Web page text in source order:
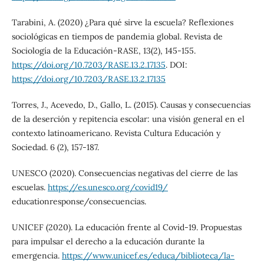
Tarabini, A. (2020) ¿Para qué sirve la escuela? Reflexiones
sociológicas en tiempos de pandemia global. Revista de
Sociología de la Educación-RASE, 13(2), 145-155.
https://doi.org/10.7203/RASE.13.2.17135. DOI:
https://doi.org/10.7203/RASE.13.2.17135
Torres, J., Acevedo, D., Gallo, L. (2015). Causas y consecuencias
de la deserción y repitencia escolar: una visión general en el
contexto latinoamericano. Revista Cultura Educación y
Sociedad. 6 (2), 157-187.
UNESCO (2020). Consecuencias negativas del cierre de las
escuelas. https://es.unesco.org/covid19/
educationresponse/consecuencias.
UNICEF (2020). La educación frente al Covid-19. Propuestas
para impulsar el derecho a la educación durante la
emergencia. https://www.unicef.es/educa/biblioteca/la-